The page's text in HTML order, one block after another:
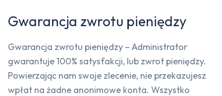
Gwarancja zwrotu pieniędzy
Gwarancja zwrotu pieniędzy – Administrator
gwarantuje 100% satysfakcji, lub zwrot pieniędzy.
Powierzając nam swoje zlecenie, nie przekazujesz
wpłat na żadne anonimowe konta. Wszystko